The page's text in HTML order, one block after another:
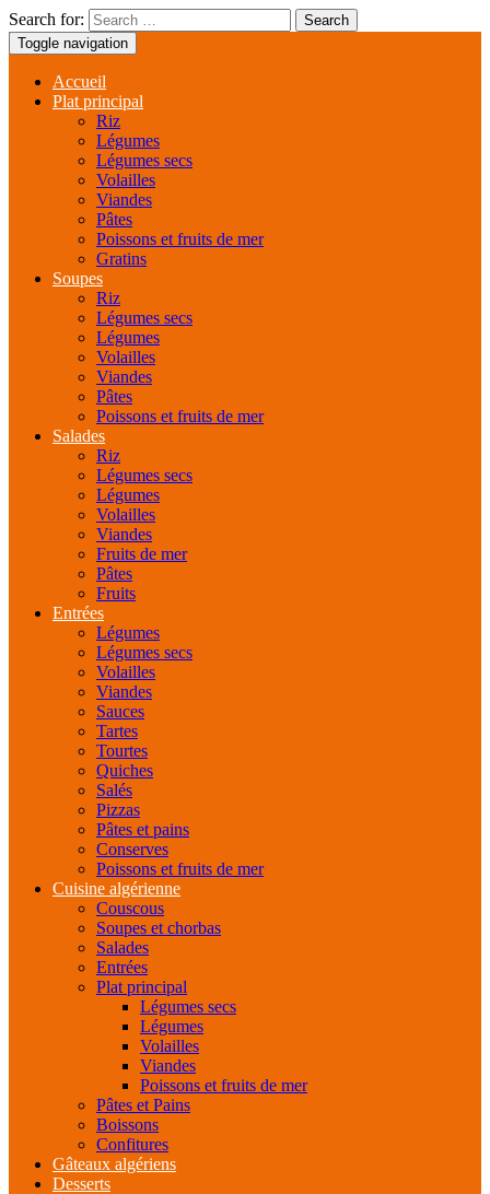
Search for:
Toggle navigation
Accueil
Plat principal
Riz
Légumes
Légumes secs
Volailles
Viandes
Pâtes
Poissons et fruits de mer
Gratins
Soupes
Riz
Légumes secs
Légumes
Volailles
Viandes
Pâtes
Poissons et fruits de mer
Salades
Riz
Légumes secs
Légumes
Volailles
Viandes
Fruits de mer
Pâtes
Fruits
Entrées
Légumes
Légumes secs
Volailles
Viandes
Sauces
Tartes
Tourtes
Quiches
Salés
Pizzas
Pâtes et pains
Conserves
Poissons et fruits de mer
Cuisine algérienne
Couscous
Soupes et chorbas
Salades
Entrées
Plat principal
Légumes secs
Légumes
Volailles
Viandes
Poissons et fruits de mer
Pâtes et Pains
Boissons
Confitures
Gâteaux algériens
Desserts